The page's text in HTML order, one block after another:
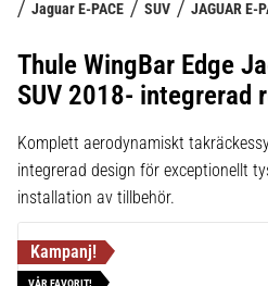
Jaguar E-PACE
SUV JAGUAR E-
Thule WingBar Edge
SUV 2018- integrerad
Komplett aerodynamiskt
integrerad design för exceptionellt
installation av tillbehör.